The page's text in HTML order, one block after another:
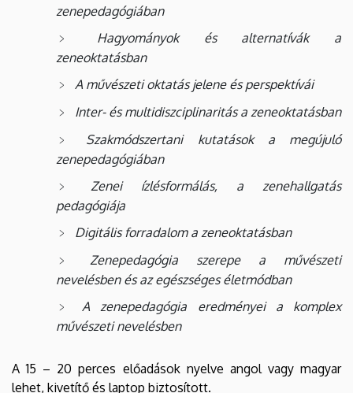
zenepedagógiában
Hagyományok és alternatívák a
zeneoktatásban
A művészeti oktatás jelene és perspektívái
Inter- és multidiszciplinaritás a zeneoktatásban
Szakmódszertani kutatások a megújuló
zenepedagógiában
Zenei ízlésformálás, a zenehallgatás
pedagógiája
Digitális forradalom a zeneoktatásban
Zenepedagógia szerepe a művészeti
nevelésben és az egészséges életmódban
A zenepedagógia eredményei a komplex
művészeti nevelésben
A 15 – 20 perces előadások nyelve angol vagy magyar
lehet, kivetítő és laptop biztosított.